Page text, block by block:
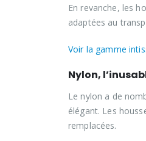
En revanche, les
adaptées au
Voir la gamme
Nylon,
Le nylon a de
élégant. Les
remplacées.